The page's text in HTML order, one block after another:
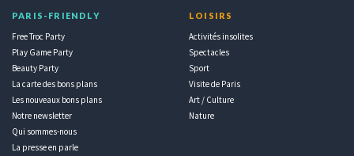
PARIS-FRIENDLY
Free Troc Party
Play Game Party
Beauty Party
La carte des bons plans
Les nouveaux bons plans
Notre newsletter
Qui sommes-nous
La presse en parle
LOISIRS
Activités insolites
Spectacles
Sport
Visite de Paris
Art / Culture
Nature